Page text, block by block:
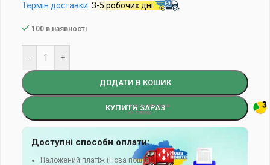
Термін доставки: 3-5 робочих дні
100 в наявності
- +
ДОДАТИ В КОШИК
КУПИТИ ЗАРАЗ
Доступні способи оплати:
Наложений платіж (Нова пошта)